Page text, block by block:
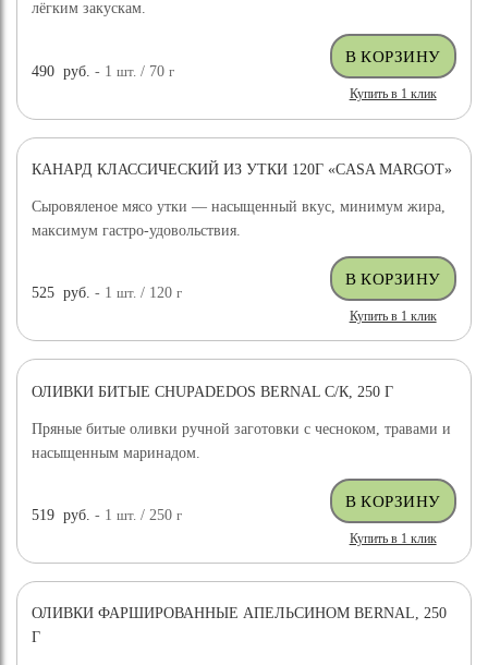
лёгким закускам.
490 руб. - 1шт. / 70г
Купить в 1 клик
КАНАРД КЛАССИЧЕСКИЙ ИЗ УТКИ 120Г «CASA MARGOT»
Сыровяленое мясо утки — насыщенный вкус, минимум жира,
максимум гастро-удовольствия.
525 руб. - 1шт. / 120г
Купить в 1 клик
ОЛИВКИ БИТЫЕ CHUPADEDOS BERNAL С/К, 250 Г
Пряные битые оливки ручной заготовки с чесноком, травами и
насыщенным маринадом.
519 руб. - 1шт. / 250г
Купить в 1 клик
ОЛИВКИ ФАРШИРОВАННЫЕ АПЕЛЬСИНОМ BERNAL, 250
Г